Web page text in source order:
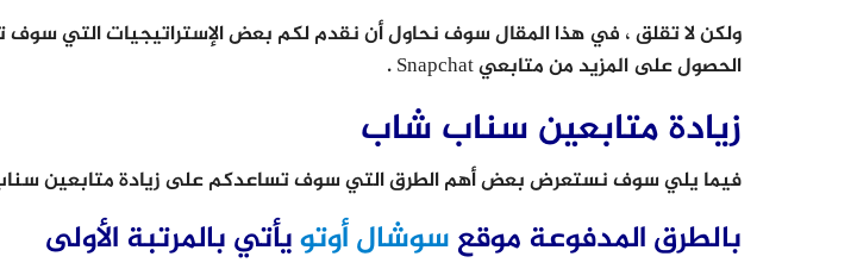
ولكن لا تقلق ، في هذا المقال سوف نحاول أن نقدم لكم بعض الإستراتيجيات التي
الحصول على المزيد من متابعي Snapchat .
زيادة متابعين سناب شاب
فيما يلي سوف نستعرض بعض أهم الطرق التي سوف تساعدكم على زيادة متابعين
بالطرق المدفوعة موقعسوشال أوتويأتي بالمرتبة الأولى